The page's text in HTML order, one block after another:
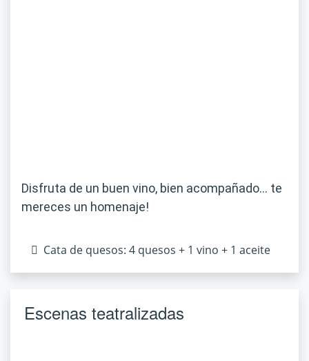
Disfruta de un buen vino, bien acompañado… te
mereces un homenaje!
Cata de quesos: 4 quesos + 1 vino + 1 aceite
Escenas teatralizadas